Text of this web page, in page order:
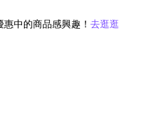
中的商品感興趣！ 去逛逛